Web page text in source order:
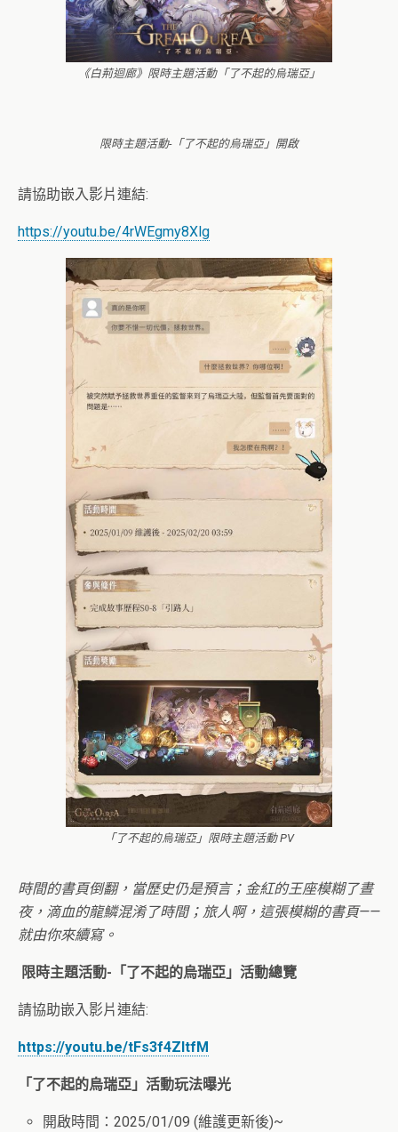
《白荊迴廊》限時主題活動「了不起的烏瑞亞」
限時主題活動-「了不起的烏瑞亞」開啟
請協助嵌入影片連結:
https://youtu.be/4rWEgmy8Xlg
「了不起的烏瑞亞」限時主題活動 PV
時間的書頁倒翻，當歷史仍是預言；金紅的王座模糊了晝
夜，滴血的龍鱗混淆了時間；旅人啊，這張模糊的書頁——
就由你來續寫。
限時主題活動-「 了不起的烏瑞亞 」活動總覽
請協助嵌入影片連結:
https://youtu.be/tFs3f4ZltfM
「了不起的烏瑞亞」活動玩法曝光
開啟時間：2025/01/09 (維護更新後)~